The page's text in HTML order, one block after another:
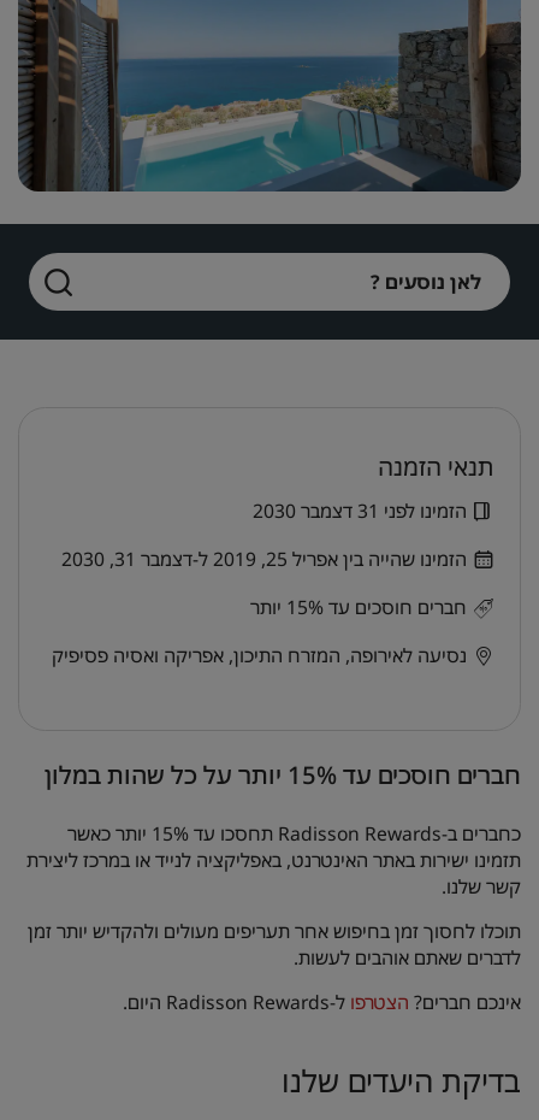
Park Plaza
Park Inn by Radisson
Prize by Radisson
Country Inn & Suites
מותגים קשורים בסין
J.
מלונות במרכז העיר
בקר בבלוג שלנו
לאן נוסעים ?
חברים חוסכים עד 15% יותר על כל שהות במלון
כחברים ב-Radisson Rewards תחסכו עד 15% יותר כאשר
תזמינו ישירות באתר האינטרנט, באפליקציה לנייד או במרכז ליצירת
קשר שלנו.
תוכלו לחסוך זמן בחיפוש אחר תעריפים מעולים ולהקדיש יותר זמן
לדברים שאתם אוהבים לעשות.
אינכם חברים? הצטרפו ל-Radisson Rewards היום.
תנאי הזמנה
הזמינו לפני 31 דצמבר 2030
הזמינו שהייה בין אפריל 25, 2019 ל-דצמבר 31, 2030
חברים חוסכים עד 15% יותר
נסיעה לאירופה, המזרח התיכון, אפריקה ואסיה פסיפיק
בדיקת היעדים שלנו